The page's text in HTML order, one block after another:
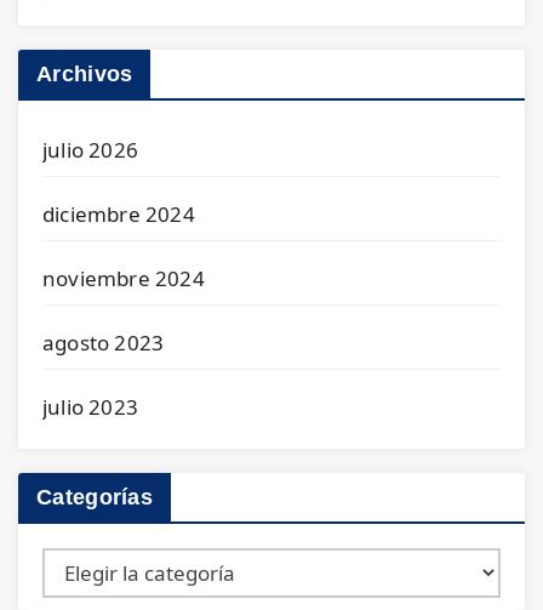
Archivos
julio 2026
diciembre 2024
noviembre 2024
agosto 2023
julio 2023
Categorías
Categorías